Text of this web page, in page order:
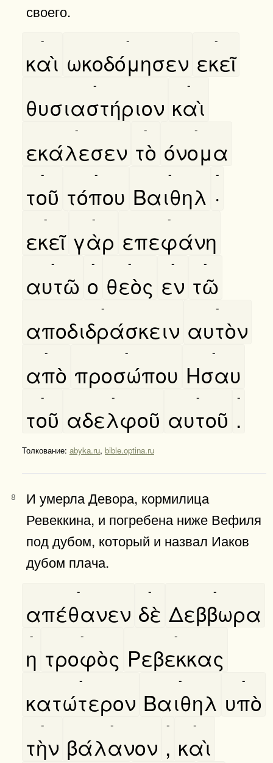
своего.
καὶ
-
ωκοδόμησεν
-
εκεῖ
-
θυσιαστήριον
-
καὶ
-
εκάλεσεν
-
τὸ
-
όνομα
-
τοῦ
-
τόπου
-
Βαιθηλ
-
·
-
εκεῖ
-
γὰρ
-
επεφάνη
-
αυτῶ
-
ο
-
θεὸς
-
εν
-
τῶ
-
αποδιδράσκειν
-
αυτὸν
-
απὸ
-
προσώπου
-
Ησαυ
-
τοῦ
-
αδελφοῦ
-
αυτοῦ
-
.
-
Толкование: abyka.ru, bible.optina.ru
8
И умерла Девора, кормилица
Ревеккина, и погребена ниже Вефиля
под дубом, который и назвал Иаков
дубом плача.
απέθανεν
-
δὲ
-
Δεββωρα
-
η
-
τροφὸς
-
Ρεβεκκας
-
κατώτερον
-
Βαιθηλ
-
υπὸ
-
τὴν
-
βάλανον
-
,
-
καὶ
-